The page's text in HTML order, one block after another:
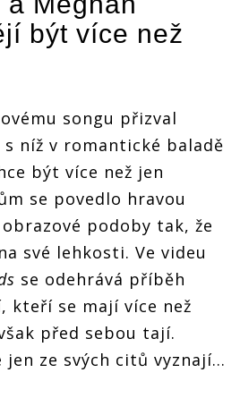
být více než
songu přizval
s níž v romantické baladě
být více než jen
se povedlo hravou
podoby tak, že
své lehkosti. Ve videu
se odehrává příběh
kteří se mají více než
před sebou tají.
jen ze svých citů vyznají…